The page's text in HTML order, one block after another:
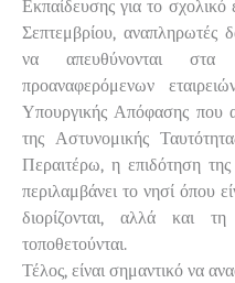
Εκπαίδευσης για το σχολικό
Σεπτεμβρίου, αναπληρωτές
να απευθύνονται στα
προαναφερόμενων
Υπουργικής Απόφασης που
της Αστυνομικής
Περαιτέρω, η επιδότηση
περιλαμβάνει το νησί όπου
διορίζονται, αλλά και
τοποθετούνται.
Τέλος, είναι σημαντικό να